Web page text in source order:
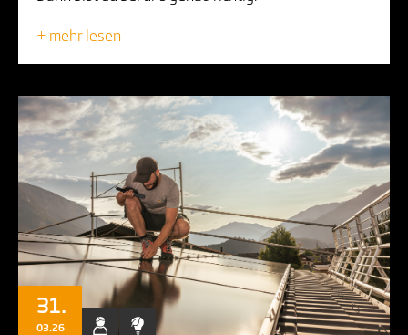
+ mehr lesen
31.
03.26